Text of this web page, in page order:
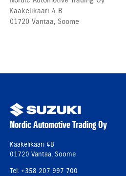
Kaakelikaari 4 B
01720 Vantaa, Soome
Nordic Automotive Trading Oy
Kaakelikaari 4B
01720 Vantaa, Soome
Tel: +358 207 997 700